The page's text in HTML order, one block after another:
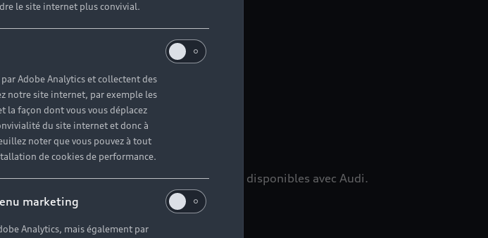
vos questions
de véhicules d’occasion immédiatement disponibles avec Audi.
le site internet plus convivial.
Adobe Analytics et collectent des
notre site internet, par exemple les
la façon dont vous vous déplacez
du site internet et donc à
noter que vous pouvez à tout
de cookies de performance.
marketing
Analytics, mais également par